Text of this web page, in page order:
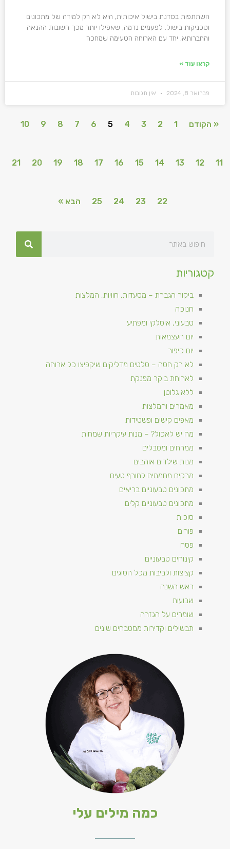
קטגוריות
ביקור הגברת – מסעדות, חוויות, המלצות
חנוכה
טבעוני, איטלקי ומפתיע
יום העצמאות
יום כיפור
לא רק חסה – סלטים מדליקים שיקפיצו כל ארוחה
לארוחת בוקר מפנקת
ללא גלוטן
מאמרים והמלצות
מאפים קישים ופשטידות
מה יש לאכול? – מנות עיקריות שמחות
ממרחים ומטבלים
מנות שילדים אוהבים
מרקים מחממים לחורף טעים
מתכונים טבעוניים​ בריאים
מתכונים טבעוניים קלים
סוכות
פורים
פסח
קינוחים טבעוניים
קציצות ולביבות מכל הסוגים
ראש השנה
שבועות
שומרים על הגזרה
תבשילים וקדירות ממטבחים שונים
כמה מילים עלי
השתתפות בסדנת בישול איכותית, היא לא רק למידה של מתכונים
וטכניקות בישול. לפעמים נדמה, שאפילו יותר מכך חשובות ההנאה
והחברותא, יחד עם הארוחה הטעימה שמחכה
קראו עוד »
פברואר 8, 2024 אין תגובות
« הקודם 1
2
3
4
5
6
7
8
9
10
11
12
13
14
15
16
17
18
19
20
21
22
23
24
25 הבא »